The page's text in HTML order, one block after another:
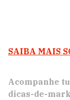
SAIBA MAIS
Acompanhe
dicas-de-